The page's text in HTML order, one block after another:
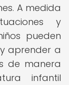
A medida
y
pueden
aprender a
de manera
infantil